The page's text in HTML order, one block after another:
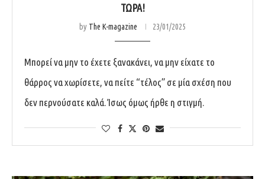
ΤΩΡΑ!
by The K-magazine 23/01/2025
Μπορεί να μην το έχετε ξανακάνει, να μην είχατε το
θάρρος να χωρίσετε, να πείτε “τέλος” σε μία σχέση που
δεν περνούσατε καλά. Ίσως όμως ήρθε η στιγμή.